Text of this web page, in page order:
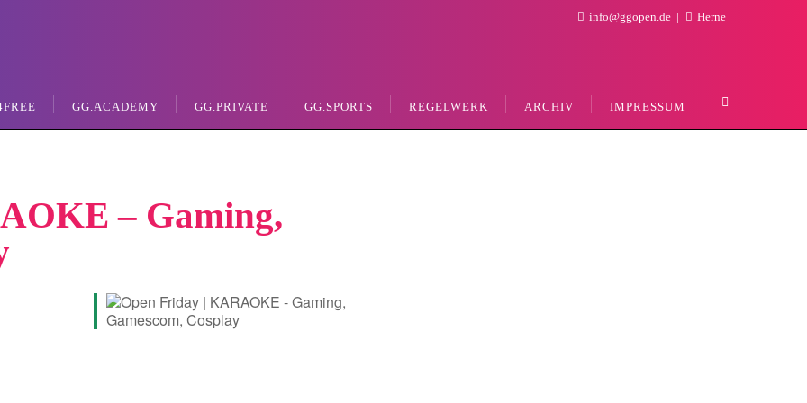
info@ggopen.de Herne
GG.ACADEMY GG.PRIVATE GG.SPORTS REGELWERK ARCHIV IMPRESSUM
– Gaming,